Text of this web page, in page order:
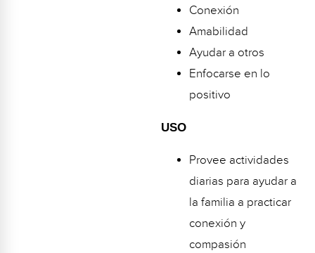
Conexión
Amabilidad
Ayudar a otros
Enfocarse en lo
positivo
USO
Provee actividades
diarias para ayudar a
la familia a practicar
conexión y
compasión